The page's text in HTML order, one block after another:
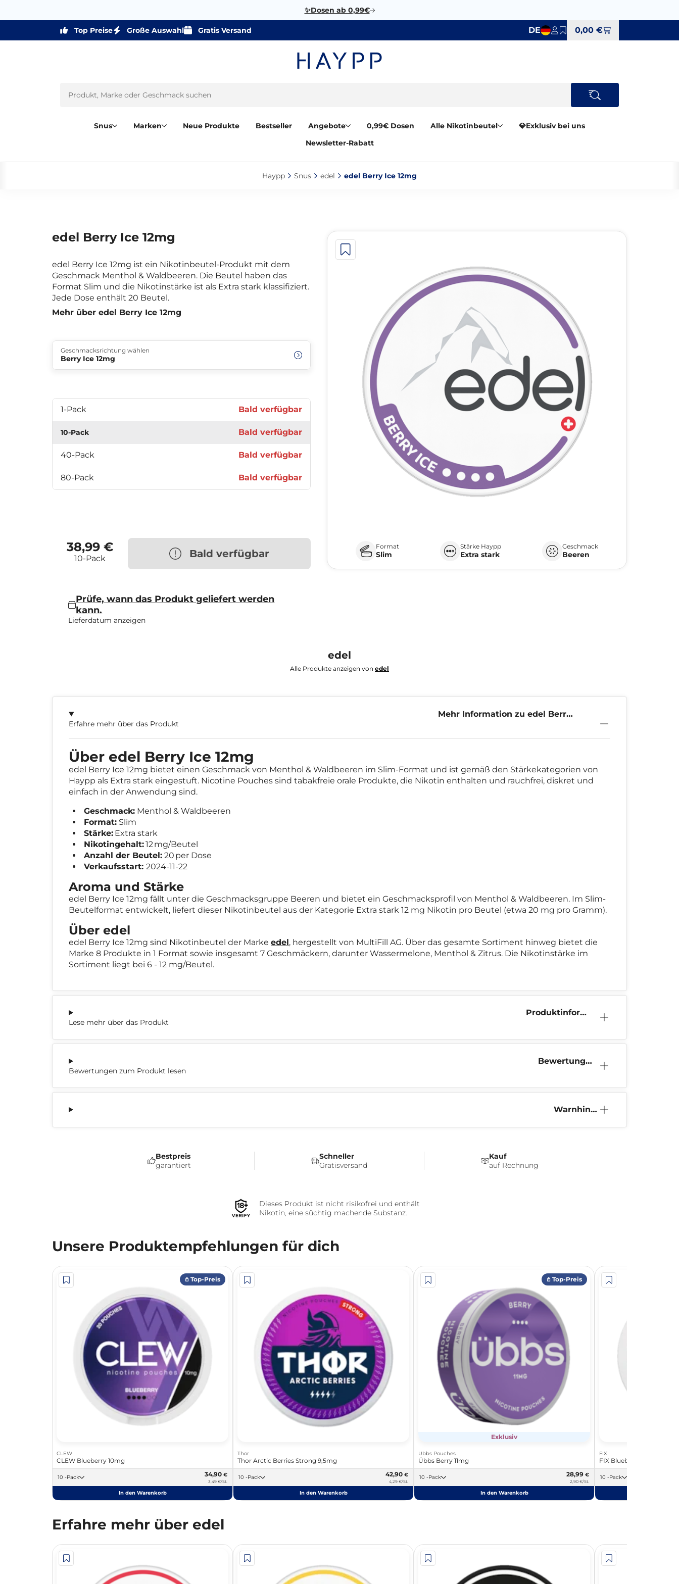
✨Dosen ab 0,99€
Top Preise Große Auswahl Gratis Versand DE 0,00 €
Snus Marken Neue Produkte Bestseller Angebote 0,99€ Dosen Alle Nikotinbeutel
💎Exklusiv bei uns
Newsletter-Rabatt
Haypp‎ Snus‎ edel‎ edel Berry Ice 12mg‎
edel Berry Ice 12mg
edel Berry Ice 12mg ist ein Nikotinbeutel-Produkt mit dem
Geschmack Menthol & Waldbeeren. Die Beutel haben das
Format Slim und die Nikotinstärke ist als Extra stark klassifiziert.
Jede Dose enthält 20 Beutel.
Mehr über edel Berry Ice 12mg
Format
Slim
Stärke Haypp
Extra stark
Geschmack
Beeren
Geschmacksrichtung wählen
Berry Ice 12mg
1-Pack Bald verfügbar
10-Pack Bald verfügbar
40-Pack Bald verfügbar
80-Pack Bald verfügbar
38,99 €
10-Pack Bald verfügbar
Prüfe, wann das Produkt geliefert werden
kann.
Lieferdatum anzeigen
Mehr Information zu edel Berry
Erfahre mehr über das Produkt
Über edel Berry Ice 12mg
edel Berry Ice 12mg bietet einen Geschmack von Menthol & Waldbeeren im Slim-Format und ist gemäß den Stärkekategorien von
Haypp als Extra stark eingestuft. Nicotine Pouches sind tabakfreie orale Produkte, die Nikotin enthalten und rauchfrei, diskret und
einfach in der Anwendung sind.
Geschmack: Menthol & Waldbeeren
Format: Slim
Stärke: Extra stark
Nikotingehalt:12 mg/Beutel
Anzahl der Beutel: 20 per Dose
Verkaufsstart: 2024-11-22
Aroma und Stärke
edel Berry Ice 12mg fällt unter die Geschmacksgruppe Beeren und bietet ein Geschmacksprofil von Menthol & Waldbeeren. Im Slim-
Beutelformat entwickelt, liefert dieser Nikotinbeutel aus der Kategorie Extra stark 12 mg Nikotin pro Beutel (etwa 20 mg pro Gramm).
Über edel
edel Berry Ice 12mg sind Nikotinbeutel der Marke edel, hergestellt von MultiFill AG. Über das gesamte Sortiment hinweg bietet die
Marke 8 Produkte in 1 Format sowie insgesamt 7 Geschmäckern, darunter Wassermelone, Menthol & Zitrus. Die Nikotinstärke im
Sortiment liegt bei 6 - 12 mg/Beutel.
Produktinform
Lese mehr über das Produkt
Bewertunge
Bewertungen zum Produkt lesen
Warnhinw
edel
Alle Produkte anzeigen von edel
Bestpreis
garantiert
Schneller
Gratisversand
Kauf
auf Rechnung
Dieses Produkt ist nicht risikofrei und enthält
Nikotin, eine süchtig machende Substanz.
Unsere Produktempfehlungen für dich
𖤘 Top-Preis
CLEW
CLEW Blueberry 10mg
10 -Pack 34,90 €
3,49 €/St.
In den Warenkorb
Thor
Thor Arctic Berries Strong 9,5mg
10 -Pack 42,90 €
4,29 €/St.
In den Warenkorb
𖤘 Top-Preis
Exklusiv
Ubbs Pouches
Übbs Berry 11mg
10 -Pack 28,99 €
2,90 €/St.
In den Warenkorb
FIX
FIX Blueberry Ice 11,5mg
10 -Pack
Erfahre mehr über edel